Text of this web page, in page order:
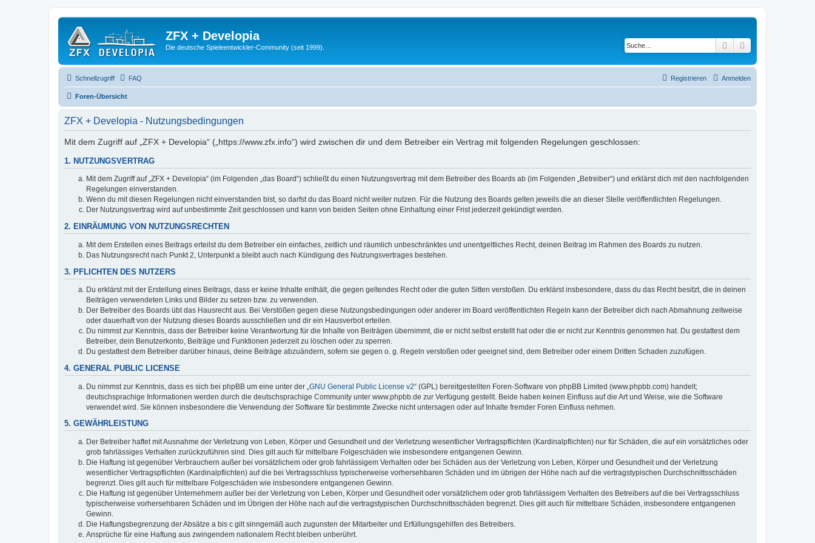
ZFX + Developia
Die deutsche Spieleentwickler-Community (seit 1999). Suche
Schnellzugriff FAQ Anmelden
Registrieren
Foren-Übersicht
ZFX + Developia - Nutzungsbedingungen
Mit dem Zugriff auf „ZFX + Developia“ („https://www.zfx.info“) wird zwischen dir und dem Betreiber ein Vertrag mit folgenden Regelungen geschlossen:
1. NUTZUNGSVERTRAG
Mit dem Zugriff auf „ZFX + Developia“ (im Folgenden „das Board“) schließt du einen Nutzungsvertrag mit dem Betreiber des Boards ab (im Folgenden „Betreiber“) und erklärst dich mit den nachfolgenden
Regelungen einverstanden.
Wenn du mit diesen Regelungen nicht einverstanden bist, so darfst du das Board nicht weiter nutzen. Für die Nutzung des Boards gelten jeweils die an dieser Stelle veröffentlichten Regelungen.
Der Nutzungsvertrag wird auf unbestimmte Zeit geschlossen und kann von beiden Seiten ohne Einhaltung einer Frist jederzeit gekündigt werden.
2. EINRÄUMUNG VON NUTZUNGSRECHTEN
Mit dem Erstellen eines Beitrags erteilst du dem Betreiber ein einfaches, zeitlich und räumlich unbeschränktes und unentgeltliches Recht, deinen Beitrag im Rahmen des Boards zu nutzen.
Das Nutzungsrecht nach Punkt 2, Unterpunkt a bleibt auch nach Kündigung des Nutzungsvertrages bestehen.
3. PFLICHTEN DES NUTZERS
Du erklärst mit der Erstellung eines Beitrags, dass er keine Inhalte enthält, die gegen geltendes Recht oder die guten Sitten verstoßen. Du erklärst insbesondere, dass du das Recht besitzt, die in deinen
Beiträgen verwendeten Links und Bilder zu setzen bzw. zu verwenden.
Der Betreiber des Boards übt das Hausrecht aus. Bei Verstößen gegen diese Nutzungsbedingungen oder anderer im Board veröffentlichten Regeln kann der Betreiber dich nach Abmahnung zeitweise
oder dauerhaft von der Nutzung dieses Boards ausschließen und dir ein Hausverbot erteilen.
Du nimmst zur Kenntnis, dass der Betreiber keine Verantwortung für die Inhalte von Beiträgen übernimmt, die er nicht selbst erstellt hat oder die er nicht zur Kenntnis genommen hat. Du gestattest dem
Betreiber, dein Benutzerkonto, Beiträge und Funktionen jederzeit zu löschen oder zu sperren.
Du gestattest dem Betreiber darüber hinaus, deine Beiträge abzuändern, sofern sie gegen o. g. Regeln verstoßen oder geeignet sind, dem Betreiber oder einem Dritten Schaden zuzufügen.
4. GENERAL PUBLIC LICENSE
Du nimmst zur Kenntnis, dass es sich bei phpBB um eine unter der „ GNU General Public License v2“ (GPL) bereitgestellten Foren-Software von phpBB Limited (www.phpbb.com) handelt;
deutschsprachige Informationen werden durch die deutschsprachige Community unter www.phpbb.de zur Verfügung gestellt. Beide haben keinen Einfluss auf die Art und Weise, wie die Software
verwendet wird. Sie können insbesondere die Verwendung der Software für bestimmte Zwecke nicht untersagen oder auf Inhalte fremder Foren Einfluss nehmen.
5. GEWÄHRLEISTUNG
Der Betreiber haftet mit Ausnahme der Verletzung von Leben, Körper und Gesundheit und der Verletzung wesentlicher Vertragspflichten (Kardinalpflichten) nur für Schäden, die auf ein vorsätzliches oder
grob fahrlässiges Verhalten zurückzuführen sind. Dies gilt auch für mittelbare Folgeschäden wie insbesondere entgangenen Gewinn.
Die Haftung ist gegenüber Verbrauchern außer bei vorsätzlichem oder grob fahrlässigem Verhalten oder bei Schäden aus der Verletzung von Leben, Körper und Gesundheit und der Verletzung
wesentlicher Vertragspflichten (Kardinalpflichten) auf die bei Vertragsschluss typischerweise vorhersehbaren Schäden und im übrigen der Höhe nach auf die vertragstypischen Durchschnittsschäden
begrenzt. Dies gilt auch für mittelbare Folgeschäden wie insbesondere entgangenen Gewinn.
Die Haftung ist gegenüber Unternehmern außer bei der Verletzung von Leben, Körper und Gesundheit oder vorsätzlichem oder grob fahrlässigem Verhalten des Betreibers auf die bei Vertragsschluss
typischerweise vorhersehbaren Schäden und im Übrigen der Höhe nach auf die vertragstypischen Durchschnittsschäden begrenzt. Dies gilt auch für mittelbare Schäden, insbesondere entgangenen
Gewinn.
Die Haftungsbegrenzung der Absätze a bis c gilt sinngemäß auch zugunsten der Mitarbeiter und Erfüllungsgehilfen des Betreibers.
Ansprüche für eine Haftung aus zwingendem nationalem Recht bleiben unberührt.